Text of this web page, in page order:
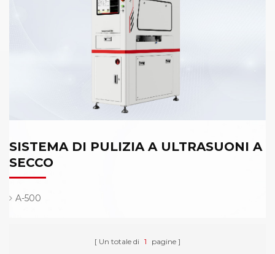
SISTEMA DI PULIZIA A ULTRASUONI A
SECCO
A-500
Un totale di 1 pagine